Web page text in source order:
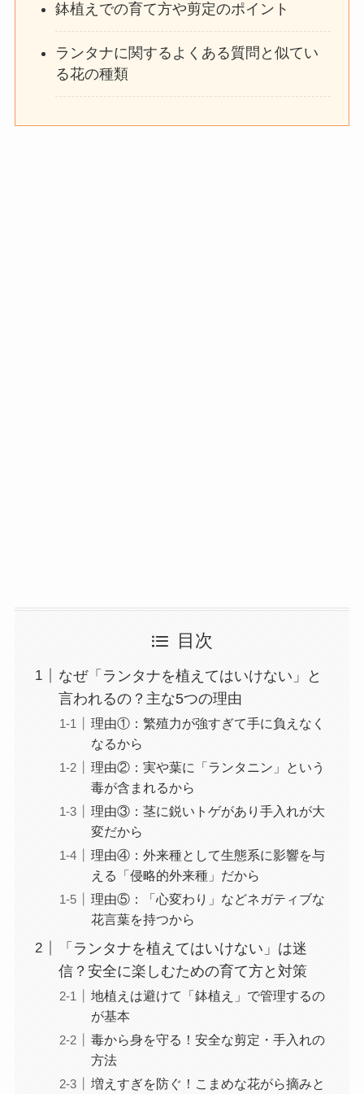
鉢植えでの育て方や剪定のポイント
ランタナに関するよくある質問と似てい
る花の種類
目次
なぜ「ランタナを植えてはいけない」と
言われるの？主な5つの理由
理由①：繁殖力が強すぎて手に負えなく
なるから
理由②：実や葉に「ランタニン」という
毒が含まれるから
理由③：茎に鋭いトゲがあり手入れが大
変だから
理由④：外来種として生態系に影響を与
える「侵略的外来種」だから
理由⑤：「心変わり」などネガティブな
花言葉を持つから
「ランタナを植えてはいけない」は迷
信？安全に楽しむための育て方と対策
地植えは避けて「鉢植え」で管理するの
が基本
毒から身を守る！安全な剪定・手入れの
方法
増えすぎを防ぐ！こまめな花がら摘みと